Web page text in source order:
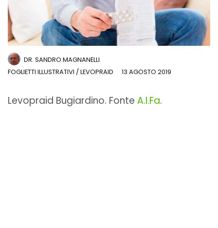
DR. SANDRO MAGNANELLI
FOGLIETTI ILLUSTRATIVI / LEVOPRAID 13 AGOSTO 2019
Levopraid Bugiardino. FonteA.I.Fa.